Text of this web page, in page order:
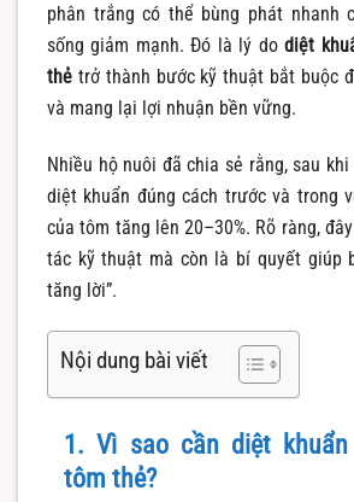
phân trắng có thể bùng phát nhanh
sống giảm mạnh. Đó là lý dodiệt
thẻ trở thành bước kỹ thuật bắt buộc
và mang lại lợi nhuận bền vững.
Nhiều hộ nuôi đã chia sẻ rằng, sau
diệt khuẩn đúng cách trước và trong
của tôm tăng lên 20–30%. Rõ ràng,
tác kỹ thuật mà còn là bí quyết giúp
tăng lời”.
Nội dung bài viết
1. Vì sao cần diệt
tôm thẻ?